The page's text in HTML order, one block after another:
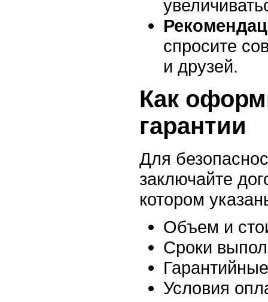
спросите
и друзей.
Как
гарантии
Для
заключайте
котором
Объем и
Сроки
Условия